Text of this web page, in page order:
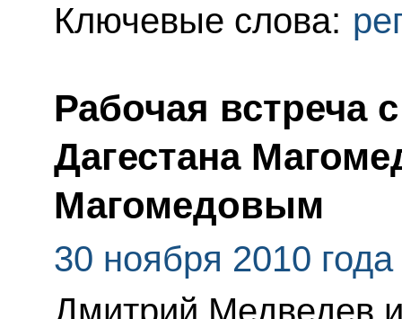
Ключевые слова:
Рабочая встреча
Дагестана
Магомедовым
30 ноября 2010 года
Дмитрий Медведев